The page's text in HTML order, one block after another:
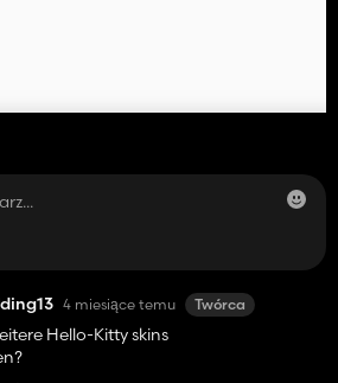
4 miesiące temu Twórca
Hello-Kitty skins